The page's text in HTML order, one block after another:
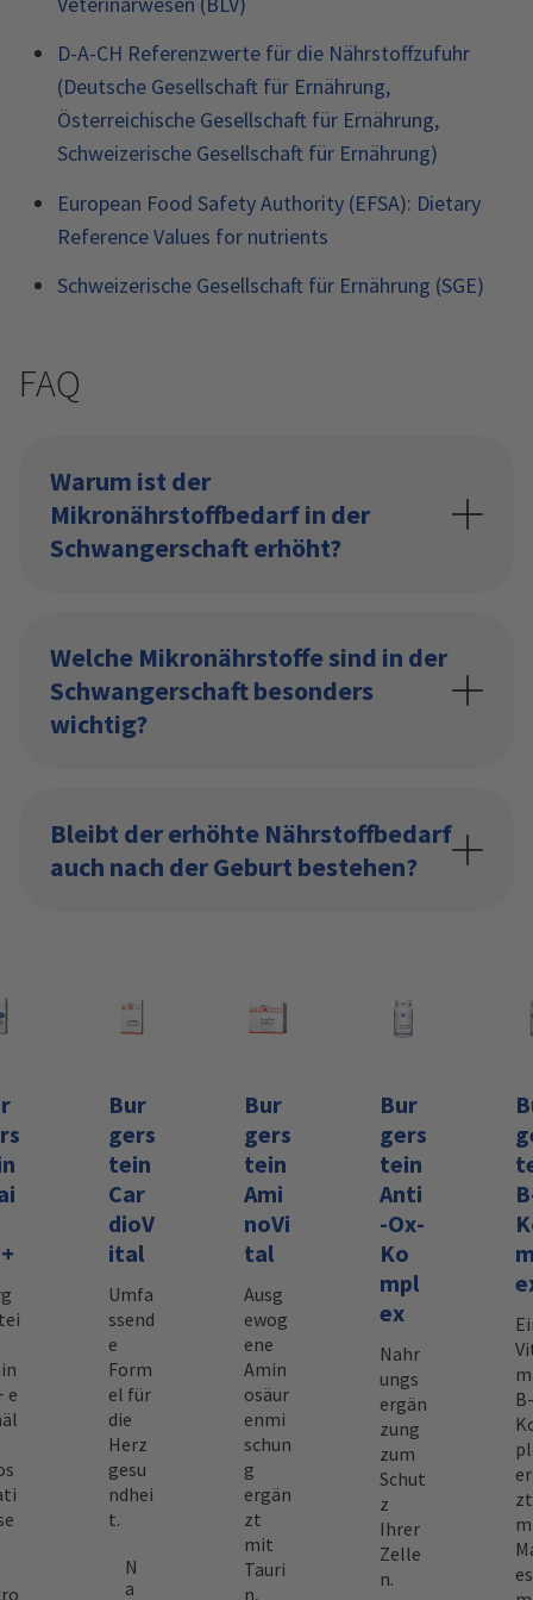
D-A-CH Referenzwerte für die Nährstoffzufuhr
(Deutsche Gesellschaft für Ernährung,
Österreichische Gesellschaft für Ernährung,
Schweizerische Gesellschaft für Ernährung)
European Food Safety Authority (EFSA): Dietary
Reference Values for nutrients
Schweizerische Gesellschaft für Ernährung (SGE)
FAQ
Warum ist der
Mikronährstoffbedarf in der
Schwangerschaft erhöht?
Welche Mikronährstoffe sind in der
Schwangerschaft besonders
wichtig?
Bleibt der erhöhte Nährstoffbedarf
auch nach der Geburt bestehen?
e
Bur
gers
tein
Car
dioV
ital
Umfa
ssend
e
Form
el für
die
Herz
gesu
ndhei
t.
N
a
Bur
gers
tein
Ami
noVi
tal
Ausg
ewog
ene
Amin
osäur
enmi
schun
g
ergän
zt
mit
Tauri
n,
Bur
gers
tein
Anti
-Ox-
Ko
mpl
ex
Nahr
ungs
ergän
zung
zum
Schut
z
Ihrer
Zelle
n.
B-
zt